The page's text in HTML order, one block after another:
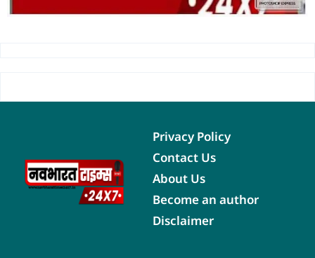
Privacy Policy
Contact Us
About Us
Become an author
Disclaimer